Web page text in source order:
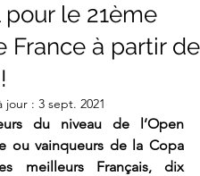
le 21ème
France à partir de
jour : 3 sept. 2021
du niveau de l’Open
ou vainqueurs de la Copa
meilleurs Français, dix